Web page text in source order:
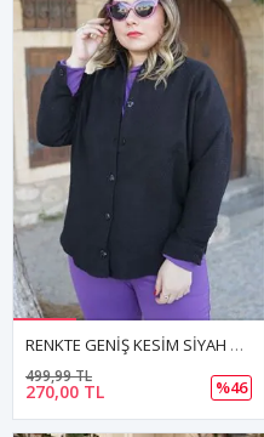
RENKTE GENİŞ KESİM SİYAH GÖMLEK&CEKET
270,00 TL
499,99 TL
%46